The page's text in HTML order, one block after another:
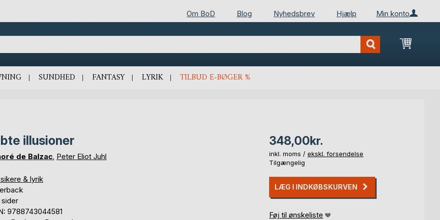
Min konto
Om BoD Blog Nyhedsbrev Hjælp
Min
SUNDHED FANTASY LYRIK TILBUD E-BØGER %
illusioner
de Balzac, Peter Eliot Juhl
& lyrik
9788743044581
348,00kr.
inkl. moms / ekskl. forsendelse
Tilgængelig
LÆG I INDKØBSKURVEN
Føj til ønskeliste